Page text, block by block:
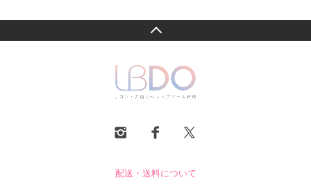
配送・送料について